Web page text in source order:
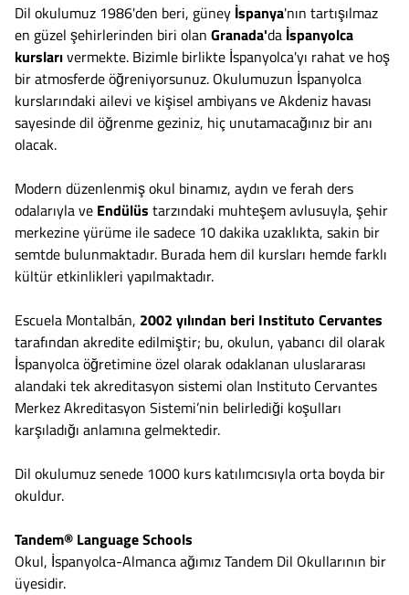
Dil okulumuz 1986'den beri, güney İspanya'nın tartışılmaz
en güzel şehirlerinden biri olan Granada'da İspanyolca
kurslarıvermekte. Bizimle birlikte İspanyolca'yı rahat ve hoş
bir atmosferde öğreniyorsunuz. Okulumuzun İspanyolca
kurslarındaki ailevi ve kişisel ambiyans ve Akdeniz havası
sayesinde dil öğrenme geziniz, hiç unutamacağınız bir anı
olacak.
Modern düzenlenmiş okul binamız, aydın ve ferah ders
odalarıyla ve Endülüs tarzındaki muhteşem avlusuyla, şehir
merkezine yürüme ile sadece 10 dakika uzaklıkta, sakin bir
semtde bulunmaktadır. Burada hem dil kursları hemde farklı
kültür etkinlikleri yapılmaktadır.
Escuela Montalbán, 2002 yılından beri Instituto Cervantes
tarafından akredite edilmiştir; bu, okulun, yabancı dil olarak
İspanyolca öğretimine özel olarak odaklanan uluslararası
alandaki tek akreditasyon sistemi olan Instituto Cervantes
Merkez Akreditasyon Sistemi’nin belirlediği koşulları
karşıladığı anlamına gelmektedir.
Dil okulumuz senede 1000 kurs katılımcısıyla orta boyda bir
okuldur.
Tandem® Language Schools
Okul, İspanyolca-Almanca ağımız Tandem Dil Okullarının bir
üyesidir.